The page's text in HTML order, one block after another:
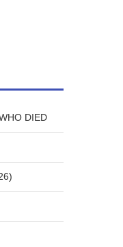
DIED